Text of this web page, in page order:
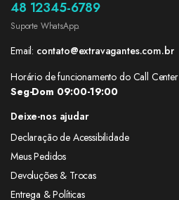
48 12345-6789
Suporte WhatsApp.
Email: contato@extravagantes.com.br
Horário de funcionamento do Call Center
Seg-Dom 09:00-19:00
Deixe-nos ajudar
Declaração de Acessibilidade
Meus Pedidos
Devoluções & Trocas
Entrega & Políticas